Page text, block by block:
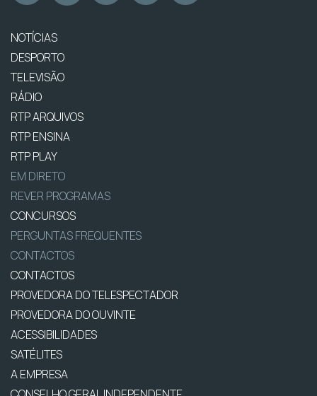
NOTÍCIAS
DESPORTO
TELEVISÃO
RÁDIO
RTP ARQUIVOS
RTP ENSINA
RTP PLAY
EM DIRETO
REVER PROGRAMAS
CONCURSOS
PERGUNTAS FREQUENTES
CONTACTOS
CONTACTOS
PROVEDORA DO TELESPECTADOR
PROVEDORA DO OUVINTE
ACESSIBILIDADES
SATÉLITES
A EMPRESA